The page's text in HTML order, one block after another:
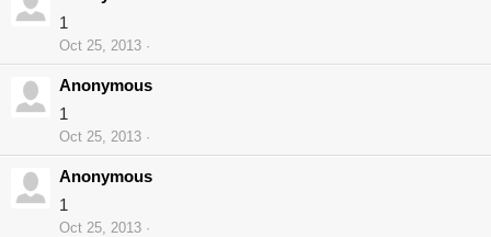
1
Oct 25, 2013
Anonymous
1
Oct 25, 2013
Anonymous
1
Oct 25, 2013